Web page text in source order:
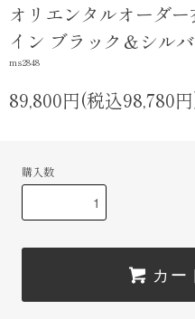
オリエンタルオーダ
イン ブラック＆シル
ms2848
89,800円(税込98,780
購入数
カー